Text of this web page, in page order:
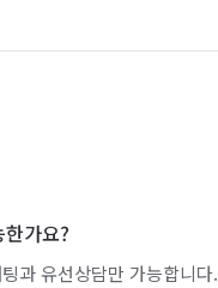
가요?
과 유선상담만 가능합니다